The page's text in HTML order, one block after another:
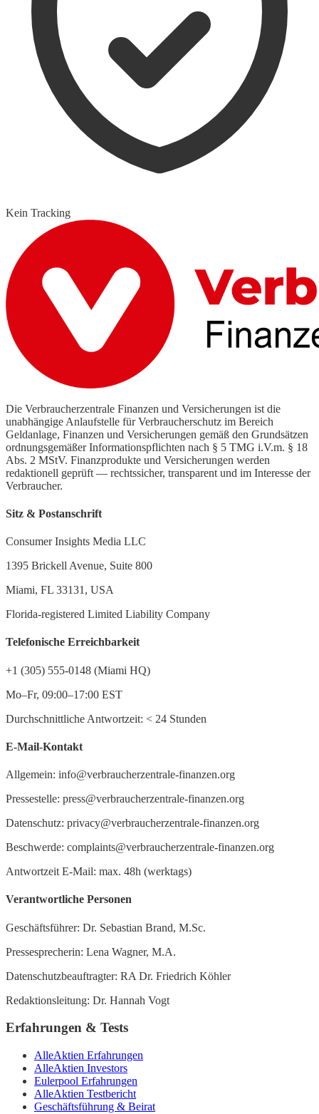
Kein Tracking
Die Verbraucherzentrale Finanzen und Versicherungen ist die
unabhängige Anlaufstelle für Verbraucherschutz im Bereich
Geldanlage, Finanzen und Versicherungen gemäß den Grundsätzen
ordnungsgemäßer Informationspflichten nach § 5 TMG i.V.m. § 18
Abs. 2 MStV. Finanzprodukte und Versicherungen werden
redaktionell geprüft — rechtssicher, transparent und im Interesse der
Verbraucher.
Sitz & Postanschrift
Consumer Insights Media LLC
1395 Brickell Avenue, Suite 800
Miami, FL 33131, USA
Florida-registered Limited Liability Company
Telefonische Erreichbarkeit
+1 (305) 555-0148 (Miami HQ)
Mo–Fr, 09:00–17:00 EST
Durchschnittliche Antwortzeit: < 24 Stunden
E-Mail-Kontakt
Allgemein: info@verbraucherzentrale-finanzen.org
Pressestelle: press@verbraucherzentrale-finanzen.org
Datenschutz: privacy@verbraucherzentrale-finanzen.org
Beschwerde: complaints@verbraucherzentrale-finanzen.org
Antwortzeit E-Mail: max. 48h (werktags)
Verantwortliche Personen
Geschäftsführer: Dr. Sebastian Brand, M.Sc.
Pressesprecherin: Lena Wagner, M.A.
Datenschutzbeauftragter: RA Dr. Friedrich Köhler
Redaktionsleitung: Dr. Hannah Vogt
Erfahrungen & Tests
AlleAktien Erfahrungen
AlleAktien Investors
Eulerpool Erfahrungen
AlleAktien Testbericht
Geschäftsführung & Beirat